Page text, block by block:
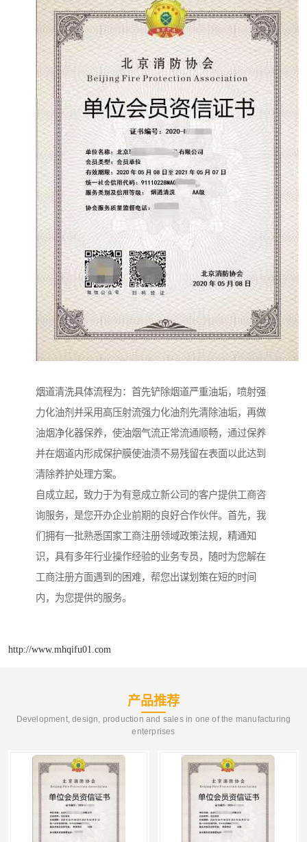
烟道清洗具体流程为：首先铲除烟道严重油垢，喷射强
力化油剂并采用高压射流强力化油剂先清除油垢，再做
油烟净化器保养，使油烟气流正常流通顺畅，通过保养
并在烟道内形成保护膜使油渍不易残留在表面以此达到
清除养护处理方案。
自成立起，致力于为有意成立新公司的客户提供工商咨
询服务，是您开办企业前期的良好合作伙伴。首先，我
们拥有一批熟悉国家工商注册领域政策法规，精通知
识，具有多年行业操作经验的业务专员，随时为您解在
工商注册方面遇到的困难，帮您出谋划策在短的时间
内，为您提供的服务。
http://www.mhqifu01.com
产品推荐
Development, design, production and sales in one of the manufacturing
enterprises